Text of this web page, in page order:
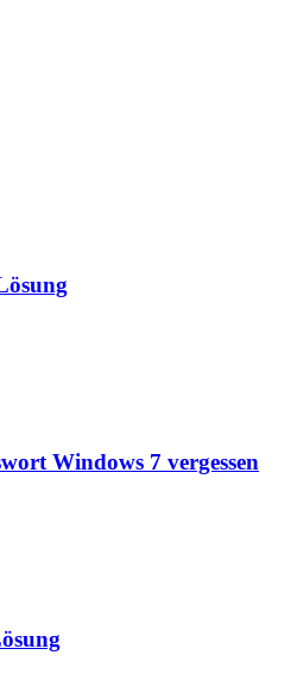
Windows 7 vergessen